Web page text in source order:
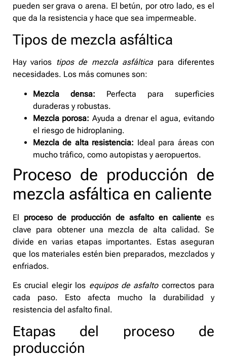
pueden ser grava o arena. El betún, por otro lado, es el
que da la resistencia y hace que sea impermeable.
Tipos de mezcla asfáltica
Hay varios tipos de mezcla asfáltica para diferentes
necesidades. Los más comunes son:
Mezcla densa: Perfecta para superficies
duraderas y robustas.
Mezcla porosa: Ayuda a drenar el agua, evitando
el riesgo de hidroplaning.
Mezcla de alta resistencia: Ideal para áreas con
mucho tráfico, como autopistas y aeropuertos.
Proceso de producción de
mezcla asfáltica en caliente
El proceso de producción de asfalto en caliente es
clave para obtener una mezcla de alta calidad. Se
divide en varias etapas importantes. Estas aseguran
que los materiales estén bien preparados, mezclados y
enfriados.
Es crucial elegir los equipos de asfaltocorrectos para
cada paso. Esto afecta mucho la durabilidad y
resistencia del asfalto final.
Etapas del proceso de
producción